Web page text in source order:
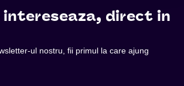
intereseaza, direct in
ul nostru, fii primul la care ajung